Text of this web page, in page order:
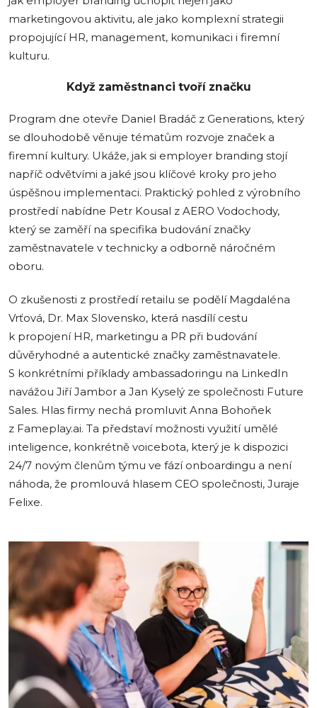
marketingovou aktivitu, ale jako komplexní strategii
propojující HR, management, komunikaci i firemní
kulturu.
Když zaměstnanci tvoří značku
Program dne otevře Daniel Bradáč z Generations, který
se dlouhodobě věnuje tématům rozvoje značek a
firemní kultury. Ukáže, jak si employer branding stojí
napříč odvětvími a jaké jsou klíčové kroky pro jeho
úspěšnou implementaci. Praktický pohled z výrobního
prostředí nabídne Petr Kousal z AERO Vodochody,
který se zaměří na specifika budování značky
zaměstnavatele v technicky a odborně náročném
oboru.
O zkušenosti z prostředí retailu se podělí Magdaléna
Vrťová, Dr. Max Slovensko, která nasdílí cestu
k propojení HR, marketingu a PR při budování
důvěryhodné a autentické značky zaměstnavatele.
S konkrétními příklady ambassadoringu na LinkedIn
navážou Jiří Jambor a Jan Kyselý ze společnosti Future
Sales. Hlas firmy nechá promluvit Anna Bohoňek
z Fameplay.ai. Ta představí možnosti využití umělé
inteligence, konkrétně voicebota, který je k dispozici
24/7 novým členům týmu ve fází onboardingu a není
náhoda, že promlouvá hlasem CEO společnosti, Juraje
Felixe.